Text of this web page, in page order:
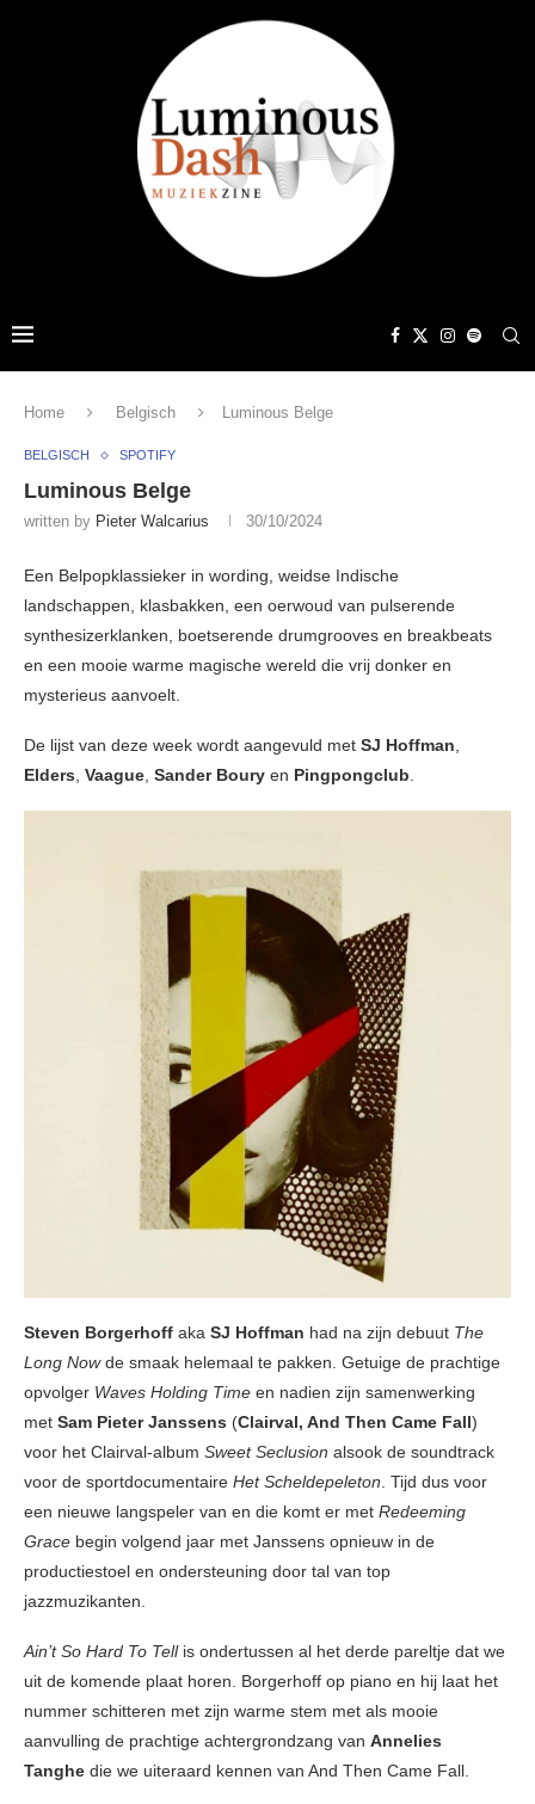
Home Belgisch Luminous Belge
BELGISCH SPOTIFY
Luminous Belge
written by Pieter Walcarius 30/10/2024
Een Belpopklassieker in wording, weidse Indische
landschappen, klasbakken, een oerwoud van pulserende
synthesizerklanken, boetserende drumgrooves en breakbeats
en een mooie warme magische wereld die vrij donker en
mysterieus aanvoelt.
De lijst van deze week wordt aangevuld met SJ Hoffman,
Elders, Vaague, Sander Boury en Pingpongclub.
Steven Borgerhoff aka SJ Hoffman had na zijn debuut The
Long Nowde smaak helemaal te pakken. Getuige de prachtige
opvolger Waves Holding Time en nadien zijn samenwerking
met Sam Pieter Janssens (Clairval, And Then Came Fall)
voor het Clairval-album Sweet Seclusion alsook de soundtrack
voor de sportdocumentaire Het Scheldepeleton. Tijd dus voor
een nieuwe langspeler van en die komt er met Redeeming
Grace begin volgend jaar met Janssens opnieuw in de
productiestoel en ondersteuning door tal van top
jazzmuzikanten.
Ain’t So Hard To Tell is ondertussen al het derde pareltje dat we
uit de komende plaat horen. Borgerhoff op piano en hij laat het
nummer schitteren met zijn warme stem met als mooie
aanvulling de prachtige achtergrondzang van Annelies
Tanghe die we uiteraard kennen van And Then Came Fall.